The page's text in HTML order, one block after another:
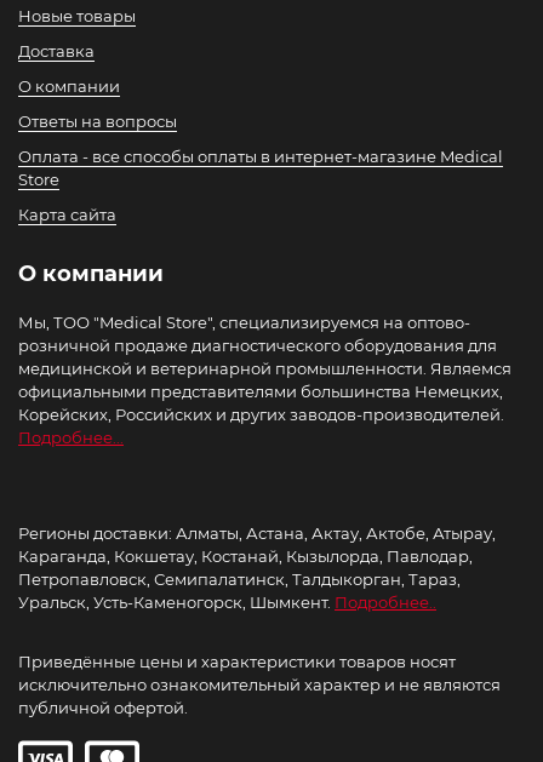
Новые товары
Доставка
О компании
Ответы на вопросы
Оплата - все способы оплаты в интернет-магазине Medical
Store
Карта сайта
О компании
Мы, ТОО "Medical Store", специализируемся на оптово-
розничной продаже диагностического оборудования для
медицинской и ветеринарной промышленности. Являемся
официальными представителями большинства Немецких,
Корейских, Российских и других заводов-производителей.
Подробнее...
Регионы доставки: Алматы, Астана, Актау, Актобе, Атырау,
Караганда, Кокшетау, Костанай, Кызылорда, Павлодар,
Петропавловск, Семипалатинск, Талдыкорган, Тараз,
Уральск, Усть-Каменогорск, Шымкент. Подробнее..
Приведённые цены и характеристики товаров носят
исключительно ознакомительный характер и не являются
публичной офертой.